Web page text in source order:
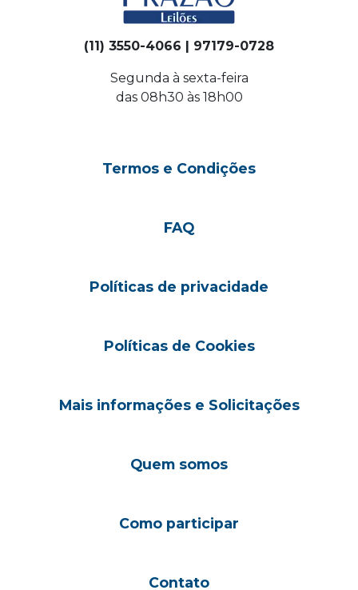
(11) 3550-4066 | 97179-0728
Segunda à sexta-feira
das 08h30 às 18h00
Termos e Condições
FAQ
Políticas de privacidade
Políticas de Cookies
Mais informações e Solicitações
Quem somos
Como participar
Contato